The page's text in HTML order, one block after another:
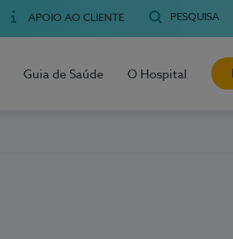
APOIO AO CLIENTE PESQUISA
Guia de Saúde O Hospital